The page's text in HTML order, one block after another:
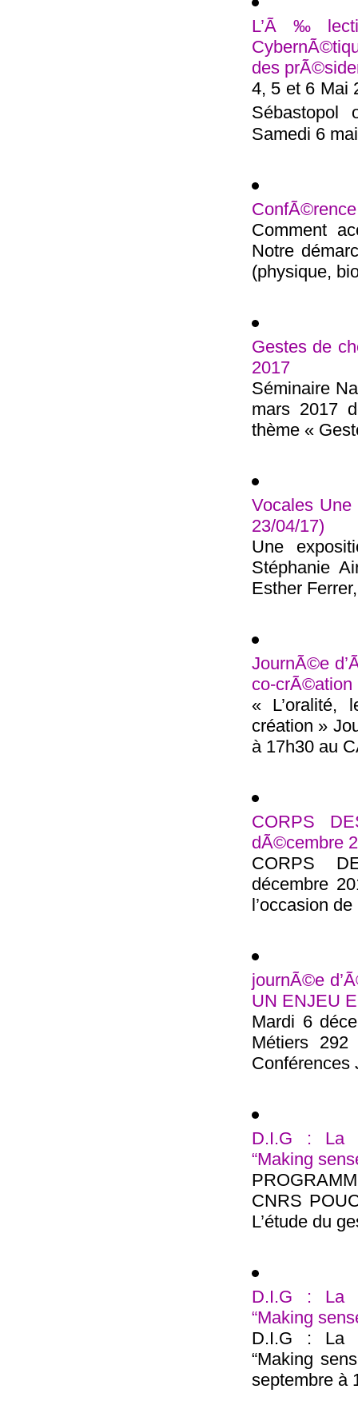
des
4, 5 et 6 Mai
Samedi 6
Comment
Notre
(physique,
Gestes de
2017
Séminaire
mars 2017
thème «
Vocales
23/04/17)
Une
Stéphanie
Esther
JournÃ©e
co-crÃ©ation
« L’oralité,
création »
à 17h30 au
CORPS
dÃ©cembre
CORPS
décembre
l’occasion
journÃ©e
UN ENJEU
Mardi 6
Métiers
Conférences
D.I.G : La
“Making
CNRS
L’étude du
D.I.G : La
“Making
D.I.G : La
“Making
septembre à